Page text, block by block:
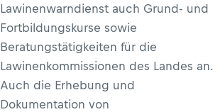
Lawinenwarndienst auch Grund- und
Fortbildungskurse sowie
Beratungstätigkeiten für die
Lawinenkommissionen des Landes an.
Auch die Erhebung und
Dokumentation von